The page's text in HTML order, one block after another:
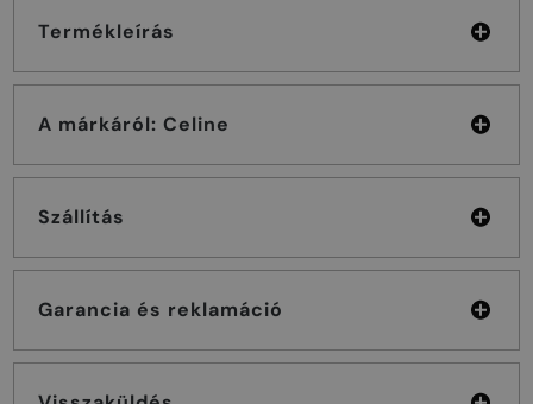
Termékleírás
A márkáról: Celine
Szállítás
Garancia és reklamáció